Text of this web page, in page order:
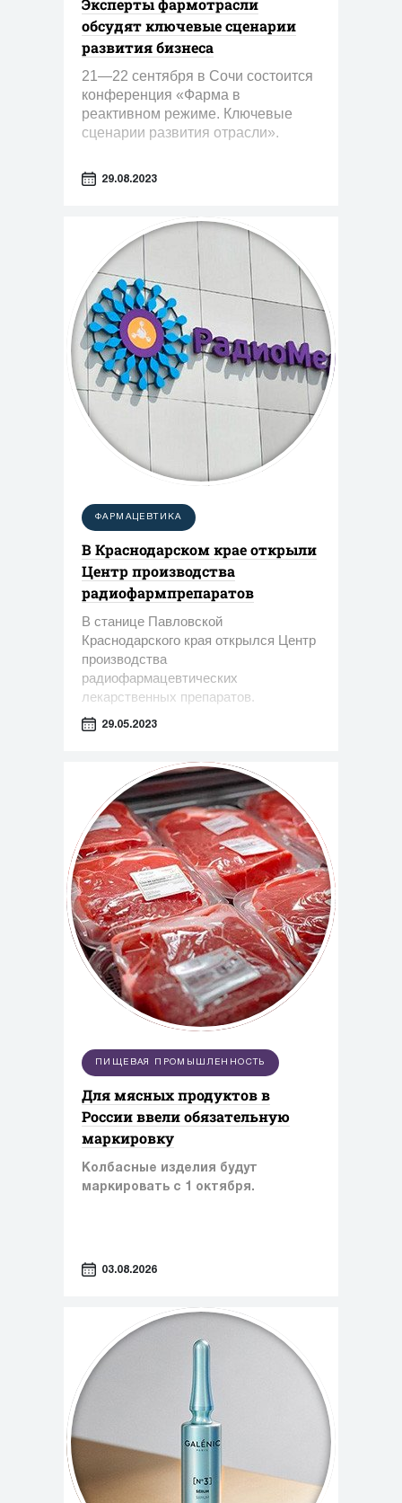
Эксперты фармотрасли
обсудят ключевые сценарии
развития бизнеса
21—22 сентября в Сочи состоится
конференция «Фарма в
реактивном режиме. Ключевые
сценарии развития отрасли».
29.08.2023
ФАРМАЦЕВТИКА
В Краснодарском крае открыли
Центр производства
радиофармпрепаратов
В станице Павловской
Краснодарского края открылся Центр
производства
радиофармацевтических
лекарственных препаратов.
29.05.2023
ПИЩЕВАЯ ПРОМЫШЛЕННОСТЬ
Для мясных продуктов в
России ввели обязательную
маркировку
Колбасные изделия будут
маркировать с 1 октября.
03.08.2026